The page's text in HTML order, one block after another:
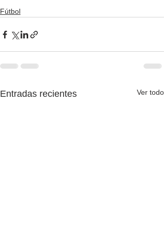
Fútbol
Entradas recientes Ver todo